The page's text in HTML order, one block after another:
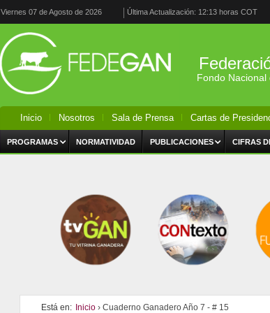
Viernes 07 de Agosto de 2026 Última Actualización: 12:13 horas COT
Fondo
Inicio Nosotros Sala de Prensa Cartas de
PROGRAMAS NORMATIVIDAD PUBLICACIONES CIFRAS
Está en: Inicio › Cuaderno Ganadero Año 7 - # 15